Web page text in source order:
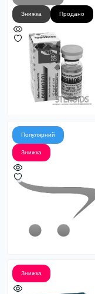
Знижка Продано
Популярний
Знижка
Знижка